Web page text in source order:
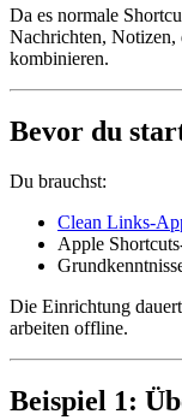
Da es normale
Nachrichten, Notizen,
kombinieren.
Bevor du
Du brauchst:
Clean Links-
Apple
Die Einrichtung
arbeiten offline.
Beispiel 1: